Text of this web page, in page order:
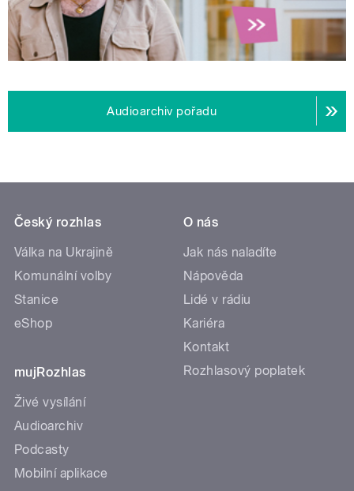
Audioarchiv pořadu
Český rozhlas
Válka na Ukrajině
Komunální volby
Stanice
eShop
mujRozhlas
Živé vysílání
Audioarchiv
Podcasty
Mobilní aplikace
O nás
Jak nás naladíte
Nápověda
Lidé v rádiu
Kariéra
Kontakt
Rozhlasový poplatek